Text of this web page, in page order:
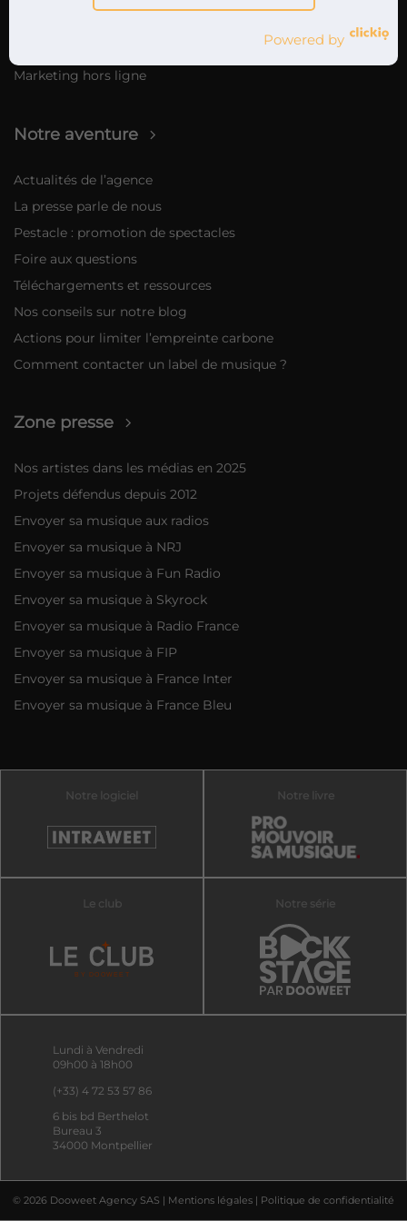
Marketing hors ligne
Notre aventure
Actualités de l’agence
La presse parle de nous
Pestacle : promotion de spectacles
Foire aux questions
Téléchargements et ressources
Nos conseils sur notre blog
Actions pour limiter l’empreinte carbone
Comment contacter un label de musique ?
Zone presse
Nos artistes dans les médias en 2025
Projets défendus depuis 2012
Envoyer sa musique aux radios
Envoyer sa musique à NRJ
Envoyer sa musique à Fun Radio
Envoyer sa musique à Skyrock
Envoyer sa musique à Radio France
Envoyer sa musique à FIP
Envoyer sa musique à France Inter
Envoyer sa musique à France Bleu
Notre logiciel Notre livre
Le club Notre série
Lundi à Vendredi
09h00 à 18h00
(+33) 4 72 53 57 86
6 bis bd Berthelot
Bureau 3
34000 Montpellier
© 2026 Dooweet Agency SAS | Mentions légales | Politique de confidentialité
Powered by